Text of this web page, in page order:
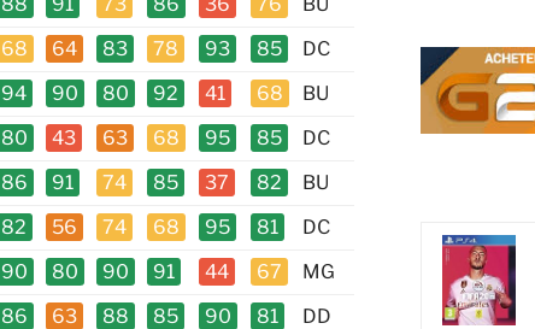
68 64 83 78 93 85
DC
94 90 80 92 41 68
BU
80 43 63 68 95 85
DC
86 91 74 85 37 82
BU
82 56 74 68 95 81
DC
90 80 90 91 44 67
MG
86 63 88 85 90 81
DD